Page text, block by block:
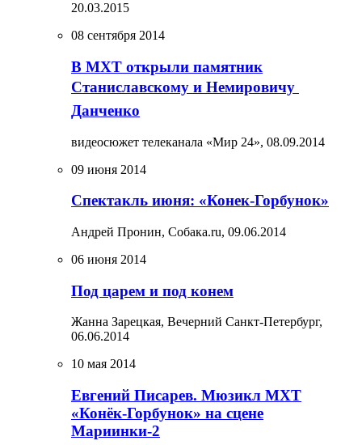
20.03.2015
08 сентября 2014
В МХТ открыли памятник
Станиславскому и Немировичу 
Данченко
видеосюжет телеканала «Мир 24», 08.09.2014
09 июня 2014
Спектакль июня: «Конек-Горбунок»
Андрей Пронин, Собака.ru, 09.06.2014
06 июня 2014
Под царем и под конем
Жанна Зарецкая, Вечерний Санкт-Петербург,
06.06.2014
10 мая 2014
Евгений Писарев. Мюзикл МХТ
«Конёк-Горбунок» на сцене
Мариинки-2